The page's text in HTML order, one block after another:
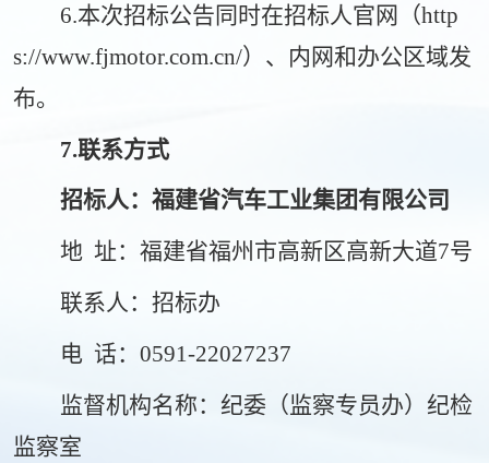
6.本次招标公告同时在招标人官网（http
s://www.fjmotor.com.cn/）、内网和办公区域发
布。
7.联系方式
招标人：福建省汽车工业集团有限公司
地 址：福建省福州市高新区高新大道7号
联系人：招标办
电 话： 0591-22027237
监督机构名称： 纪委 （监察专员办）纪检
监察室